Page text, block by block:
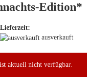
Edition*
Lieferzeit:
ausverkauft
aktuell nicht verfügbar.